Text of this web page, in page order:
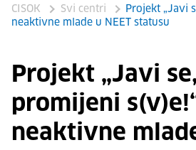
CISOK Svi centri
Projekt „Javi
neaktivne mlade u NEET statusu
Projekt „Javi se,
promijeni
neaktivne